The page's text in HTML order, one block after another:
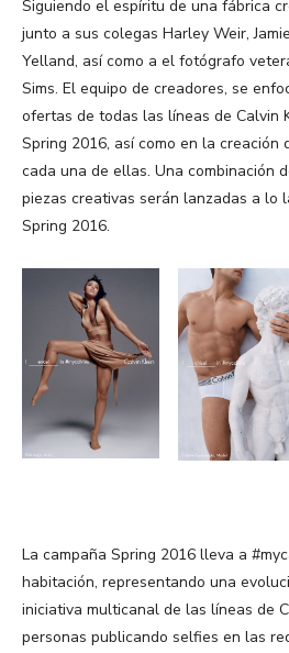
Siguiendo el espíritu de una fábrica
junto a sus colegas Harley Weir,
Yelland, así como a el fotógrafo
Sims. El equipo de creadores, se
ofertas de todas las líneas de Calvin
Spring 2016, así como en la creación
cada una de ellas. Una combinación
piezas creativas serán lanzadas a lo
Spring 2016.
La campaña Spring 2016 lleva a
habitación, representando una
iniciativa multicanal de las líneas de
personas publicando selfies en las